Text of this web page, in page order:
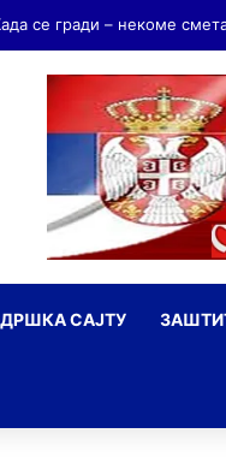
се гради – некоме
САЈТУ